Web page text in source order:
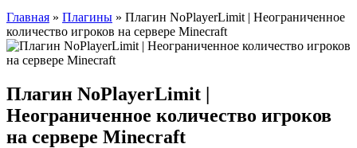
Главная » Плагины » Плагин NoPlayerLimit | Неограниченное
количество игроков на сервере Minecraft
Плагин NoPlayerLimit |
Неограниченное количество игроков
на сервере Minecraft